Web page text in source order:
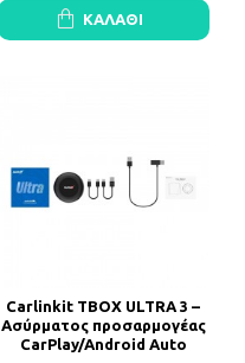
ΚΑΛΆΘΙ
Carlinkit TBOX ULTRA 3 –
Ασύρματος προσαρμογέας
CarPlay/Android Auto